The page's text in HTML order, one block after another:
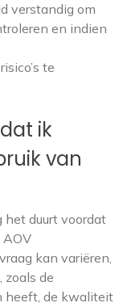
verstandig om
en indien
te
ik
van
het duurt voordat
kan variëren,
de
heeft, de kwaliteit